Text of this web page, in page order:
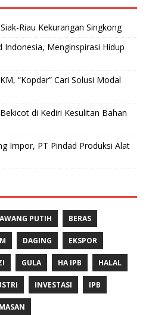
Riau Kekurangan Singkong
Menginspirasi Hidup
“Kopdar” Cari Solusi Modal
di Kediri Kesulitan Bahan
Impor, PT Pindad Produksi Alat
PUTIH BERAS
DAGING EKSPOR
GULA HA IPB HALAL
INVESTASI IPB